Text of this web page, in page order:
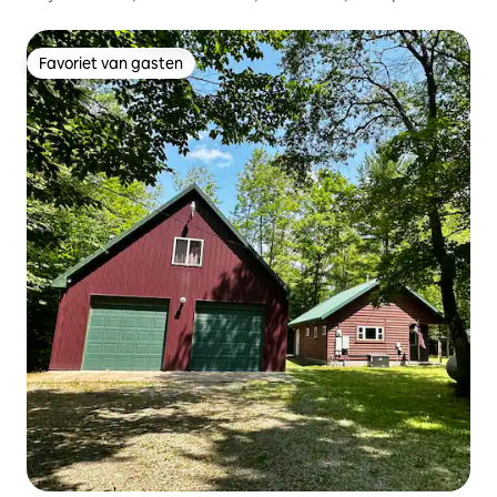
Favoriet van gasten
Favoriet van gasten